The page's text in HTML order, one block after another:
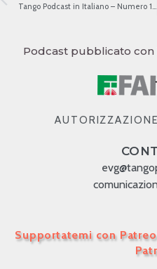
Podcast pubblicato con
Supportatemi con